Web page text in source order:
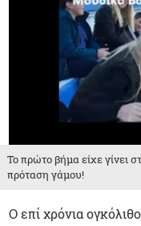
Το πρώτο βήμα είχε γίνει
πρόταση γάμου!
Ο επί χρόνια